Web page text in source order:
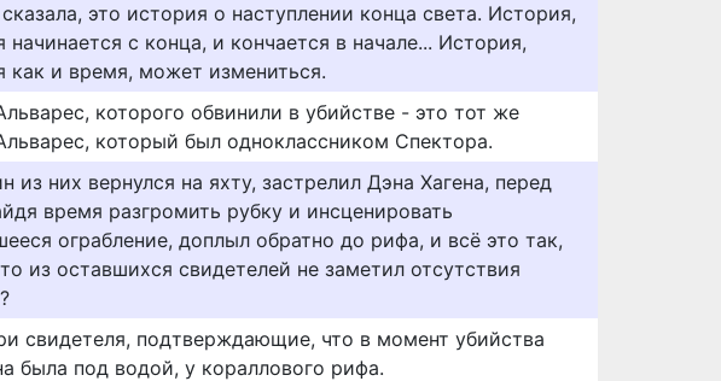
это история о наступлении конца света. История,
начинается с конца, и кончается в начале... История,
как и время, может измениться.
которого обвинили в убийстве - это тот же
который был одноклассником Спектора.
из них вернулся на яхту, застрелил Дэна Хагена, перед
время разгромить рубку и инсценировать
ограбление, доплыл обратно до рифа, и всё это так,
из оставшихся свидетелей не заметил отсутствия
свидетеля, подтверждающие, что в момент убийства
была под водой, у кораллового рифа.